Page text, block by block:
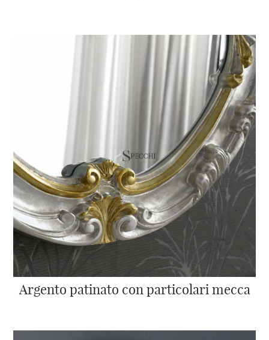
Argento patinato con particolari mecca